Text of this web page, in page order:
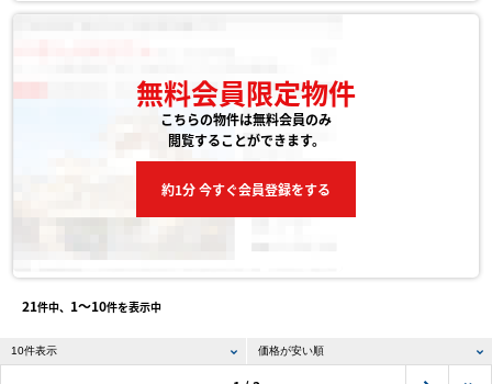
無料会員限定物件
こちらの物件は無料会員のみ
閲覧することができます。
約1分 今すぐ会員登録をする
21件中、 1〜10件を表示中